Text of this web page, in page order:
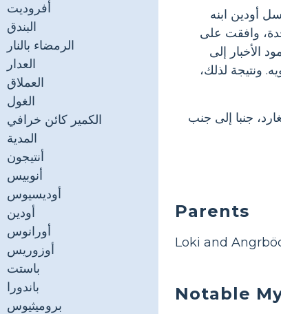
أفروديت
البندق
الرمضاء بالنار
العدار
العملاق
الغول
الكمير كائن خرافي
المدية
أنتيجون
أنوبيس
أوديسيوس
أودين
أورانوس
أوزوريس
باستت
باندورا
بروميثيوس
أودين ابنه
وافقت على
الأخبار إلى
ونتيجة لذلك،
جنبا إلى جنب
Parents
Loki and
Notable